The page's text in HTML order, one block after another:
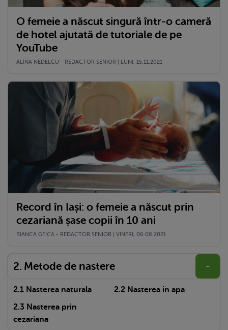
O femeie a născut singură într-o cameră
de hotel ajutată de tutoriale de pe
YouTube
ALINA NEDELCU - REDACTOR SENIOR | LUNI, 15.11.2021
Record în Iași: o femeie a născut prin
cezariană șase copii în 10 ani
BIANCA GEICA - REDACTOR SENIOR | VINERI, 06.08.2021
Metode de nastere -
Nasterea naturala
Nasterea in apa
Nasterea prin
cezariana